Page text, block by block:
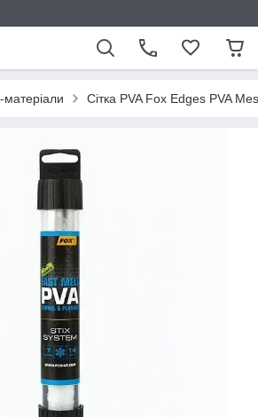
Сітка PVA Fox Edges PVA